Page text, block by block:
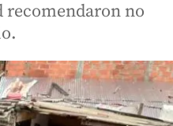
recomendaron no